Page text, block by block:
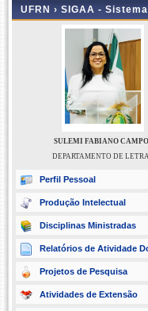
UFRN › SIGAA -
SULEMI FABIANO
DEPARTAMENTO DE
Perfil Pessoal
Produção Intelectual
Disciplinas Ministradas
Relatórios de Atividade
Projetos de Pesquisa
Atividades de Extensão